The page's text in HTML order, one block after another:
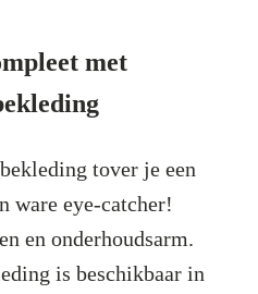
met
tover je een
ware eye-catcher!
en onderhoudsarm.
is beschikbaar in